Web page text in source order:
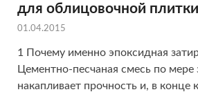
для облицовочной плитки
01.04.2015
1 Почему именно эпоксидная
Цементно-песчаная смесь по мере
накапливает прочность и, в конце